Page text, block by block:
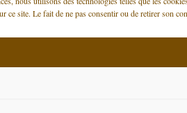
ce site. Le fait de ne pas consentir ou de retirer son